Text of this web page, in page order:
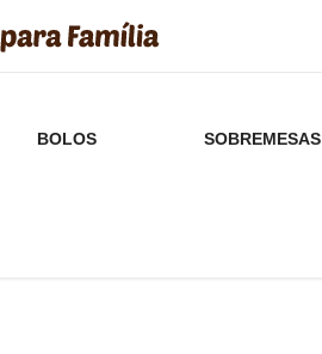
BOLOS SOBREMESAS